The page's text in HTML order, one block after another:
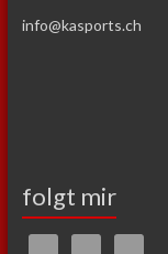
info@kasports.ch
folgt mir